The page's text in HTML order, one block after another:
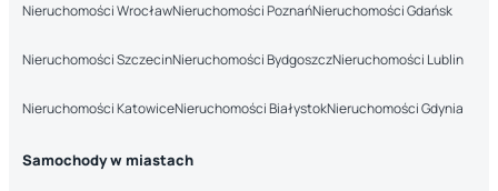
Nieruchomości WrocławNieruchomości PoznańNieruchomości Gdańsk
Nieruchomości SzczecinNieruchomości BydgoszczNieruchomości Lublin
Nieruchomości KatowiceNieruchomości BiałystokNieruchomości Gdynia
Samochody w miastach